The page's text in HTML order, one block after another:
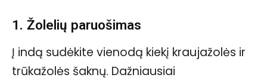
1. Žolelių paruošimas
Į indą sudėkite vienodą kiekį kraujažolės ir
trūkažolės šaknų. Dažniausiai